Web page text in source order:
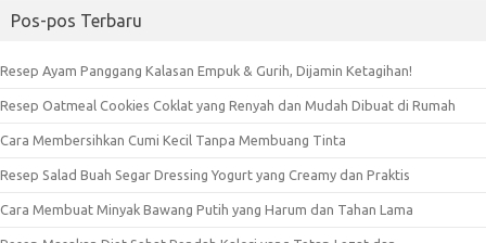
Pos-pos Terbaru
Resep Ayam Panggang Kalasan Empuk & Gurih, Dijamin Ketagihan!
Resep Oatmeal Cookies Coklat yang Renyah dan Mudah Dibuat di Rumah
Cara Membersihkan Cumi Kecil Tanpa Membuang Tinta
Resep Salad Buah Segar Dressing Yogurt yang Creamy dan Praktis
Cara Membuat Minyak Bawang Putih yang Harum dan Tahan Lama